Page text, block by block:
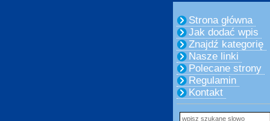
Strona główna
Jak dodać wpis
Znajdź kategorię
Nasze linki
Polecane strony
Regulamin
Kontakt